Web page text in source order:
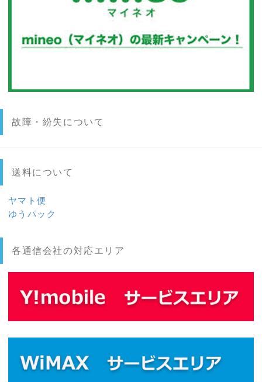
故障・紛失について
送料について
ヤマト便
ゆうパック
各通信会社の対応エリア